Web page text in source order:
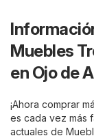
Muebles
en Ojo de
¡Ahora comprar
es cada vez más
actuales de